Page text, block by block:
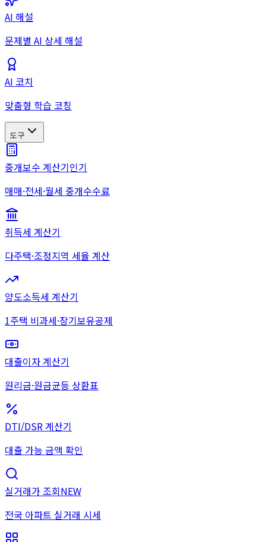
AI 해설
문제별 AI 상세 해설
AI 코치
맞춤형 학습 코칭
도구
중개보수 계산기인기
매매·전세·월세 중개수수료
취득세 계산기
다주택·조정지역 세율 계산
양도소득세 계산기
1주택 비과세·장기보유공제
대출이자 계산기
원리금·원금균등 상환표
DTI/DSR 계산기
대출 가능 금액 확인
실거래가 조회NEW
전국 아파트 실거래 시세